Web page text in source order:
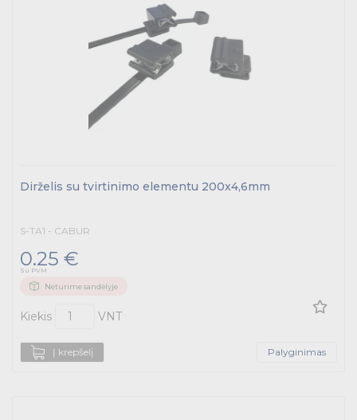
Dirželis su tvirtinimo elementu 200x4,6mm
S-TA1 - CABUR
0.25 €
Su PVM
Neturime sandėlyje
Kiekis VNT
Į krepšelį Palyginimas